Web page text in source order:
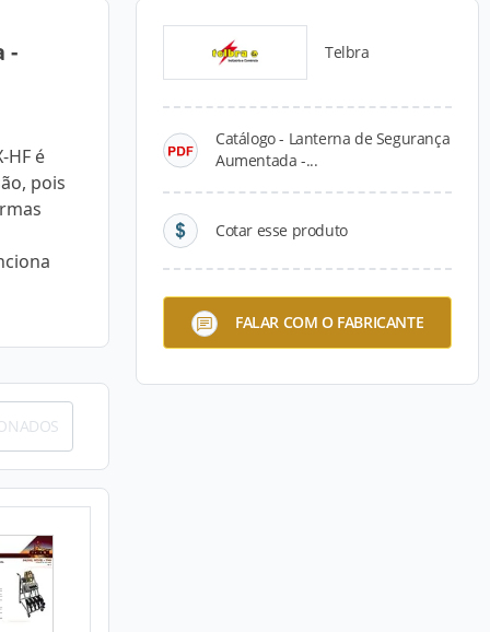
-
HF é
pois
Telbra
Catálogo - Lanterna de Segurança
Aumentada -...
Cotar esse produto
FALAR COM O FABRICANTE